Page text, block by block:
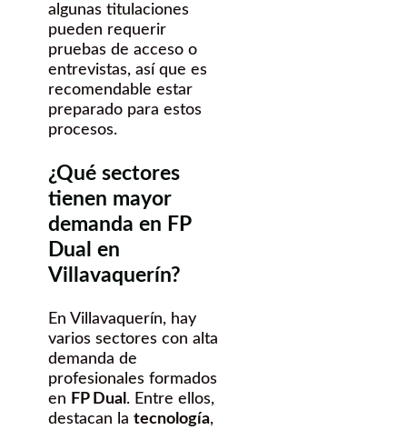
algunas titulaciones
pueden requerir
pruebas de acceso o
entrevistas, así que es
recomendable estar
preparado para estos
procesos.
¿Qué sectores
tienen mayor
demanda en FP
Dual en
Villavaquerín?
En Villavaquerín, hay
varios sectores con alta
demanda de
profesionales formados
en FP Dual . Entre ellos,
destacan la tecnología,